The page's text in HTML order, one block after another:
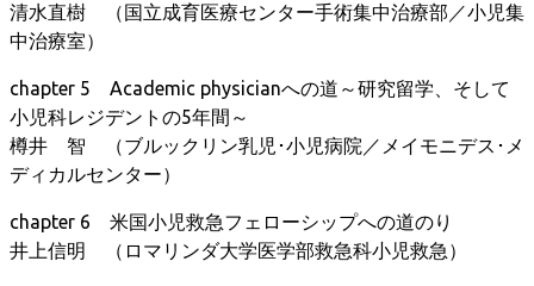
清水直樹 （国立成育医療センター手術集中治療部／小児集
中治療室）
chapter 5 Academic physicianへの道～研究留学、そして
小児科レジデントの5年間～
樽井 智 （ブルックリン乳児･小児病院／メイモニデス･メ
ディカルセンター）
chapter 6 米国小児救急フェローシップへの道のり
井上信明 （ロマリンダ大学医学部救急科小児救急）